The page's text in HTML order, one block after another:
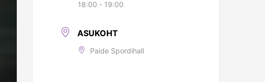
18:00 - 19:00
ASUKOHT
Paide Spordihall